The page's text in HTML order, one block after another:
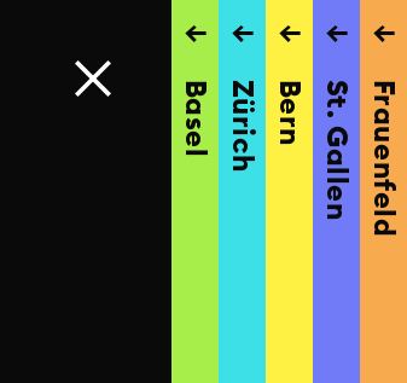
→
Basel
→
Zürich
→
Bern
→
St. Gallen
→
Frauenfeld